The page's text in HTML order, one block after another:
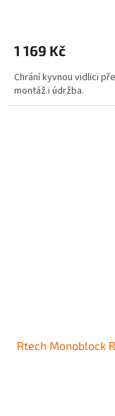
1 169 Kč
Chrání kyvnou vidlici
montáž i údržba.
Rtech Monoblock